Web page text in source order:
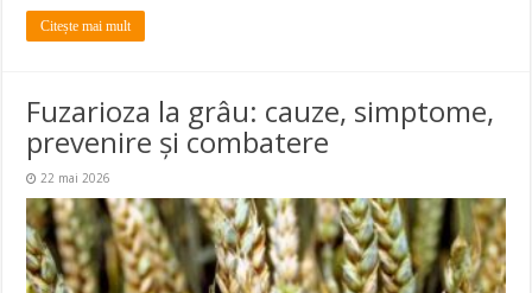
Citește mai mult
Fuzarioza la grâu: cauze, simptome,
prevenire și combatere
22 mai 2026